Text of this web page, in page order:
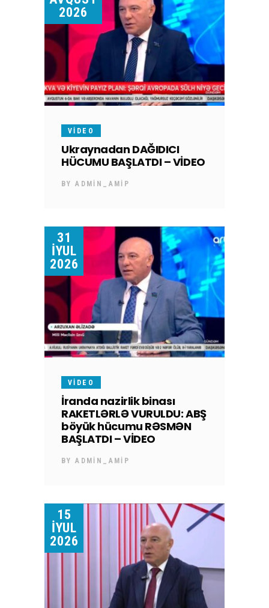
2026
VIDEO
Ukraynadan DAĞIDICI
HÜCUMU BAŞLATDI – VİDEO
BYADMIN_AMIP
31
İYUL
2026
VIDEO
İranda nazirlik binası
RAKETLƏRLƏ VURULDU: ABŞ
böyük hücumu RƏSMƏN
BAŞLATDI – VİDEO
BYADMIN_AMIP
15
İYUL
2026